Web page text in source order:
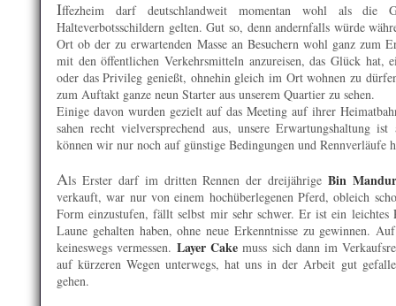
Iffezheim darf deutschlandweit momentan wohl als die
Halteverbotsschildern gelten. Gut so, denn andernfalls würde
Ort ob der zu erwartenden Masse an Besuchern wohl ganz zum
mit den öffentlichen Verkehrsmitteln anzureisen, das Glück hat,
oder das Privileg genießt, ohnehin gleich im Ort wohnen zu
zum Auftakt ganze neun Starter aus unserem Quartier zu sehen.
Einige davon wurden gezielt auf das Meeting auf ihrer
sahen recht vielversprechend aus, unsere Erwartungshaltung
können wir nur noch auf günstige Bedingungen und Rennverläufe
Als Erster darf im dritten Rennen der dreijährigeBin
verkauft, war nur von einem hochüberlegenen Pferd, obleich
Form einzustufen, fällt selbst mir sehr schwer. Er ist ein
Laune gehalten haben, ohne neue Erkenntnisse zu gewinnen.
keineswegs vermessen. Layer Cakemuss sich dann im
auf kürzeren Wegen unterwegs, hat uns in der Arbeit gut
gehen.